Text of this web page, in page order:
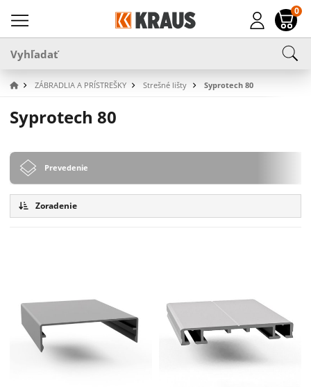
0
ZÁBRADLIA A PRÍSTREŠKY Strešné lišty Syprotech 80
Syprotech 80
Prevedenie
Zoradenie